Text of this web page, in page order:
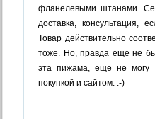
фланелевыми штанами.
доставка, консультация,
Товар действительно
тоже. Но, правда еще не
эта пижама, еще не могу
покупкой и сайтом. :-)